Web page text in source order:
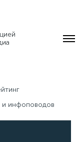
и инфоповодов